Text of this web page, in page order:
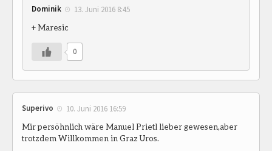
Dominik 13. Juni 2016 8:45
+ Maresic
0
Superivo 10. Juni 2016 16:59
Mir persöhnlich wäre Manuel Prietl lieber gewesen,aber
trotzdem Willkommen in Graz Uros.